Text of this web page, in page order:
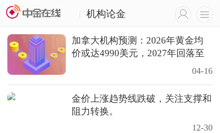
机构论金
加拿大机构预测：2026年黄金均
价或达4990美元，2027年回落至
04-16
金价上涨趋势线跌破，关注支撑和
阻力转换。
12-30